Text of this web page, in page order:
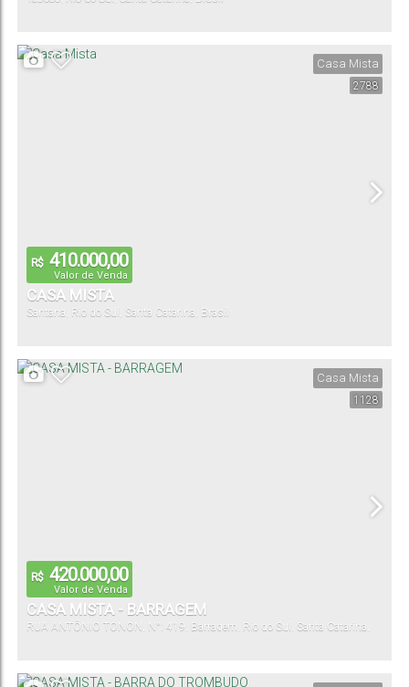
2788
Casa Mista
R$ 410.000,00
Valor de Venda
CASA MISTA
Santana Rio do Sul Santa Catarina Brasil
1128
Casa Mista
R$ 420.000,00
Valor de Venda
CASA MISTA - BARRAGEM
RUA ANTÔNIO TONON N°: 419 Barragem Rio do Sul Santa Catarina